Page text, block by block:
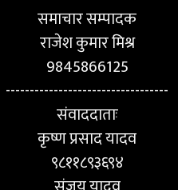
समाचार सम्पादक
राजेश कुमार मिश्र
9845866125
----------------------------------
संवाददाताः
कृष्ण प्रसाद यादव
९८११८९३६९४